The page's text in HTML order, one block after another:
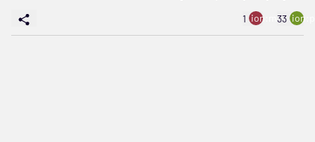
1 ion:minus
33